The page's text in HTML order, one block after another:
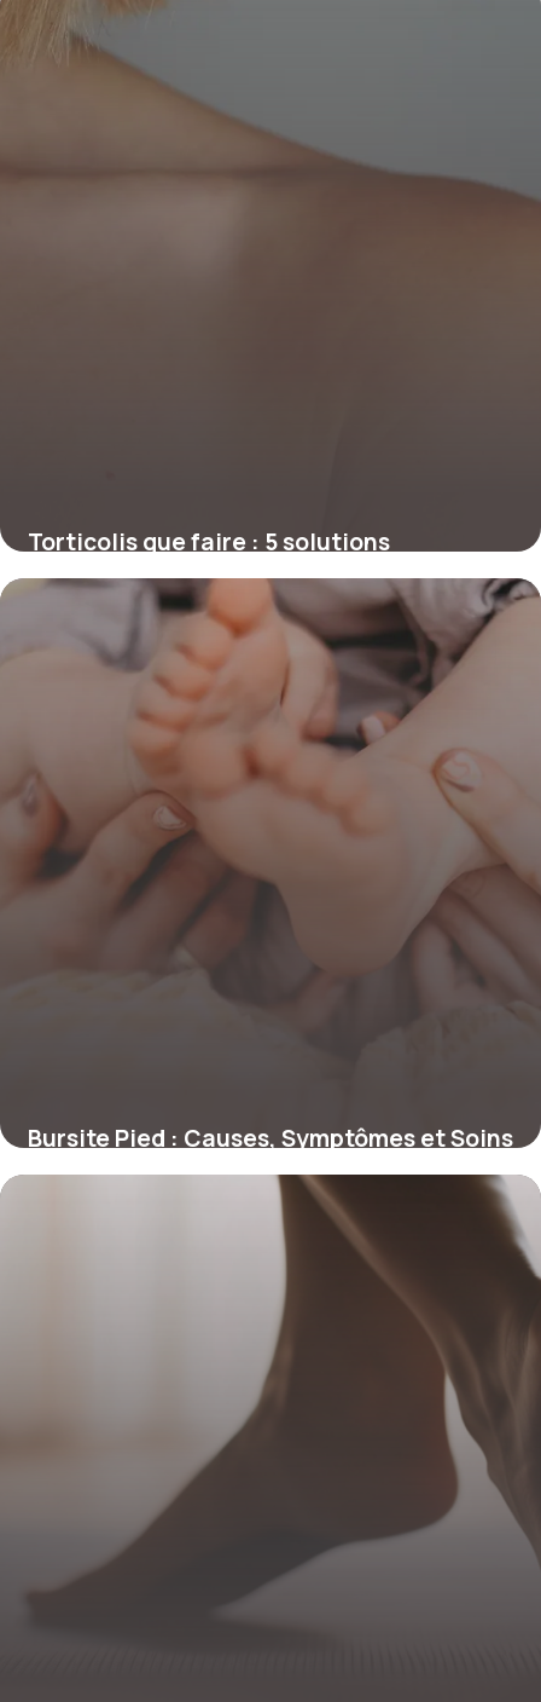
6 janvier 2026
Torticolis que faire : 5 solutions
immédiates
11 décembre 2025
Bursite Pied : Causes, Symptômes et Soins
2026